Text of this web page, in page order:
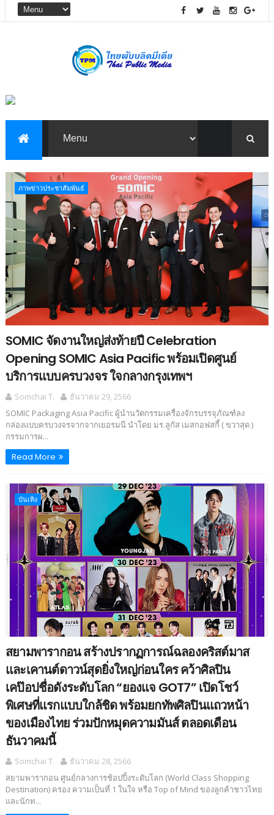
ภาพข่าวประชาสัมพันธ์
SOMIC จัดงานใหญ่ส่งท้ายปี Celebration
Opening SOMIC Asia Pacific พร้อมเปิดศูนย์
บริการแบบครบวงจร ใจกลางกรุงเทพฯ
Somchai T.
ธันวาคม 29, 2566
SOMIC Packaging Asia Pacific ผู้นำนวัตกรรมเครื่องจักรบรรจุภัณฑ์ลง
กล่องแบบครบวงจรจากจากเยอรมนี นำโดย มร.ลูกัส เมสกอฟสกี้ ( ขวาสุด )
กรรมการผ...
Read More
บันเทิง
สยามพารากอน สร้างปรากฏการณ์ฉลองคริสต์มาส
และเคานต์ดาวน์สุดยิ่งใหญ่ก่อนใคร คว้าศิลปิน
เคป๊อปชื่อดังระดับโลก “ยองแจ GOT7” เปิดโชว์
พิเศษที่แรกแบบใกล้ชิด พร้อมยกทัพศิลปินแถวหน้า
ของเมืองไทย ร่วมปักหมุดความมันส์ ตลอดเดือน
ธันวาคมนี้
Somchai T.
ธันวาคม 28, 2566
สยามพารากอน ศูนย์กลางการช้อปปิ้งระดับโลก (World Class Shopping
Destination) ครอง ความเป็นที่ 1 ในใจ หรือ Top of Mind ของลูกค้าชาวไทย
และนักท...